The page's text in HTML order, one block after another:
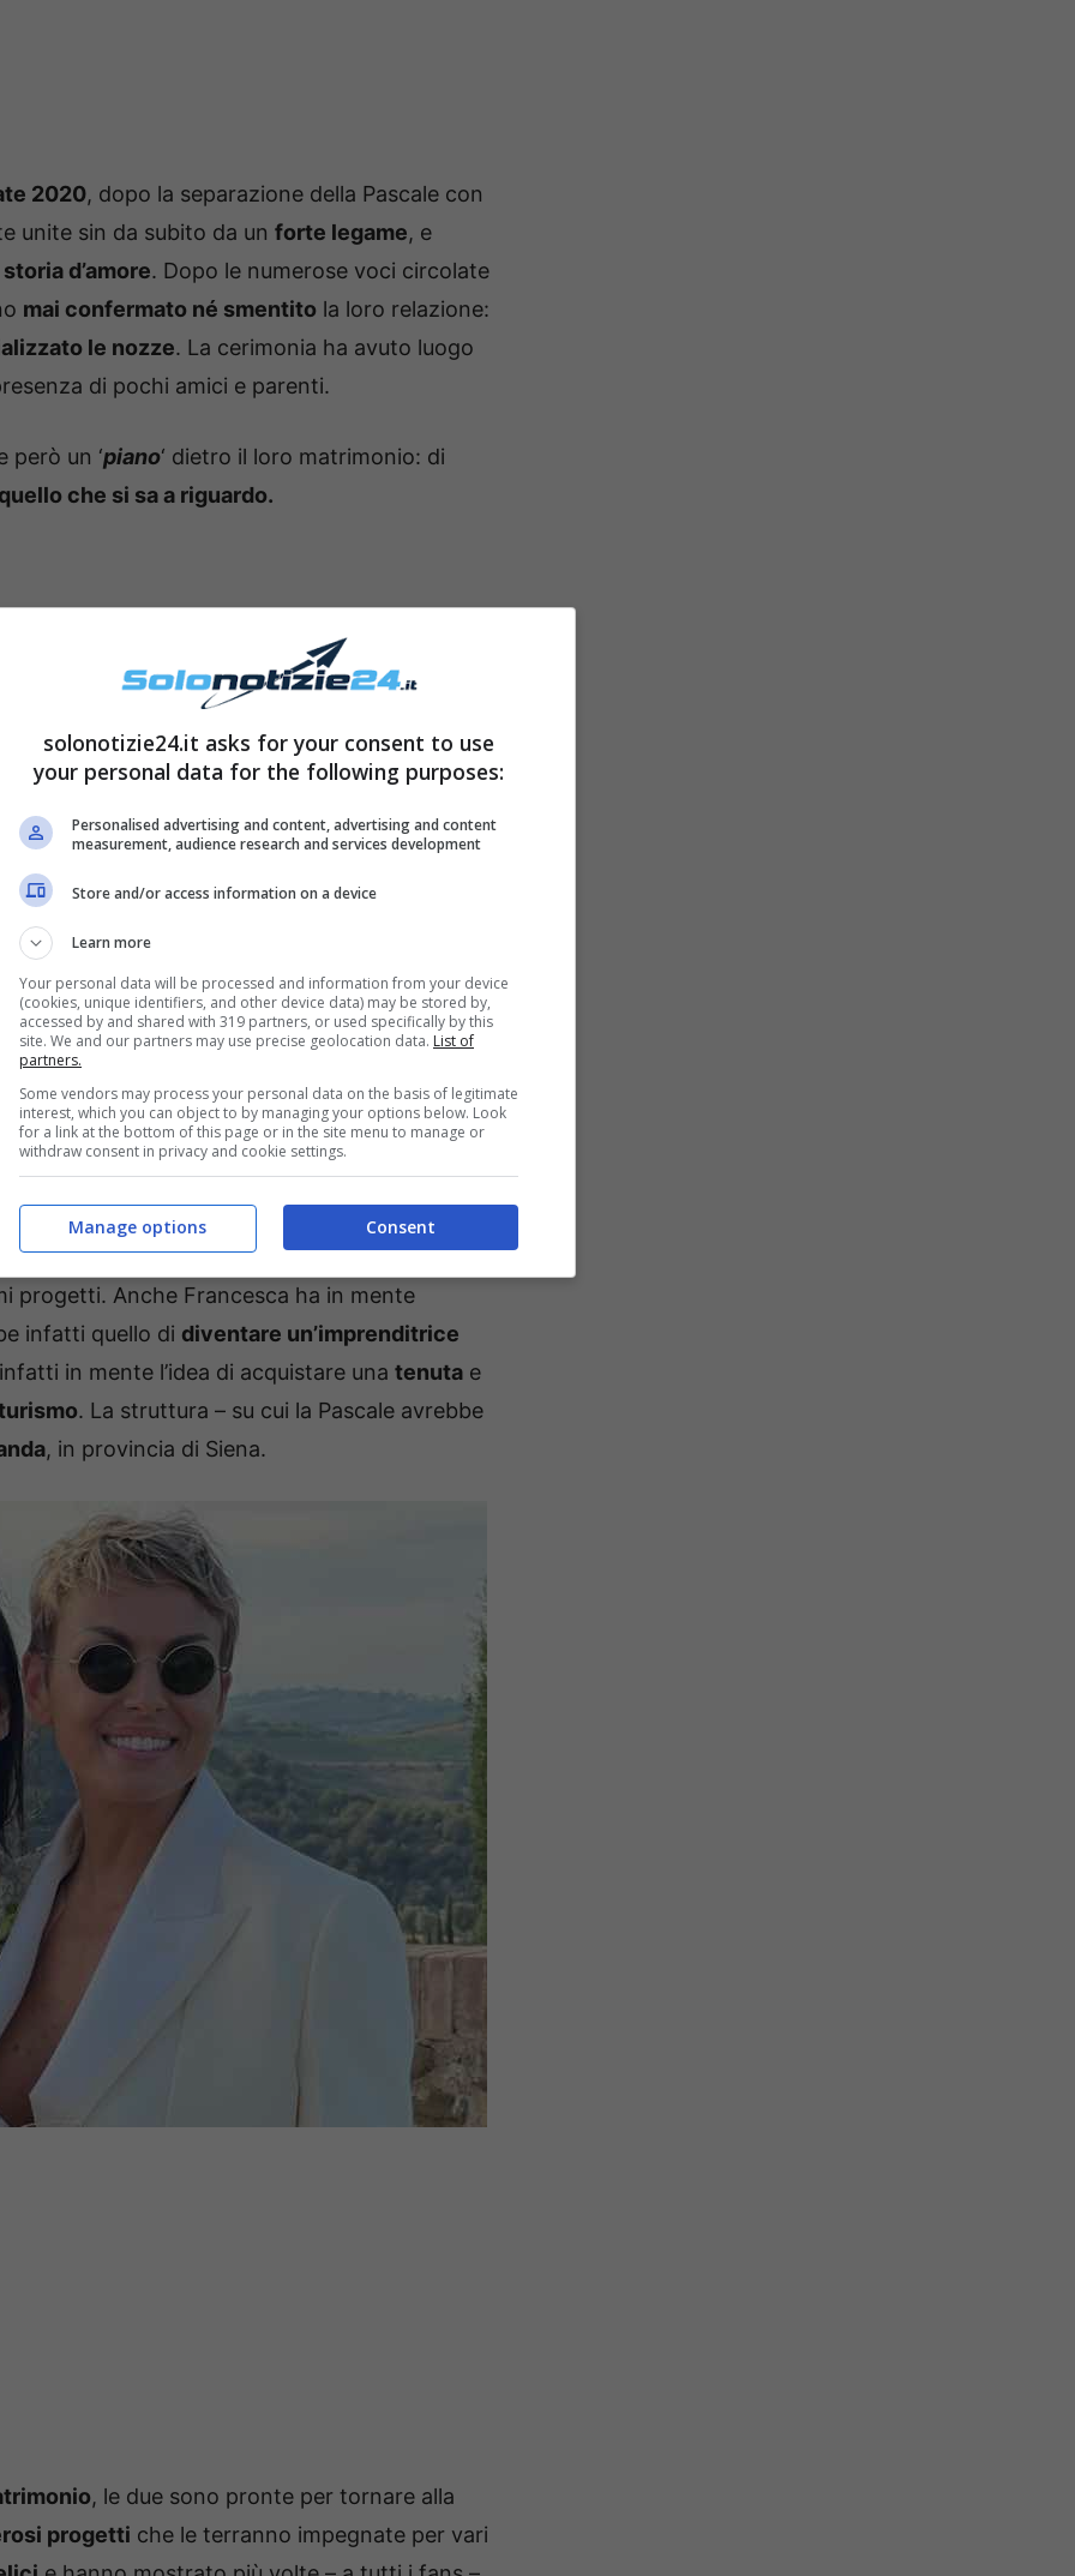
2020, dopo la separazione della Pascale con
unite sin da subito da un forte legame, e
d’amore. Dopo le numerose voci circolate
mai confermato né smentito la loro relazione:
le nozze. La cerimonia ha avuto luogo
di pochi amici e parenti.
però un ‘piano‘ dietro il loro matrimonio: di
che si sa a riguardo.
senz’altro
infatti statial settimo cielo nell’apprendere
fatidico sì, è così ricominciata per loro la
e le due neo-spose hanno in serbo
il settimanaleOggi, su cui è stato rivelato il
un nuovo disco negli studi di
Diego
per lei la musica continua, e i fans non
progetti. Anche Francesca ha in mente
infatti quello di diventare un’imprenditrice
in mente l’idea di acquistare una tenuta e
. La struttura – su cui la Pascale avrebbe
, in provincia di Siena.
, le due sono pronte per tornare alla
progetti che le terranno impegnate per vari
solonotizie24.it asks for your consent to use
your personal data for the following purposes:
Personalised advertising and content, advertising and content
measurement, audience research and services development
Store and/or access information on a device
Learn more
Your personal data will be processed and information from your device
(cookies, unique identifiers, and other device data) may be stored by,
accessed by and shared with 319 partners, or used specifically by this
site. We and our partners may use precise geolocation data. List of
partners.
Some vendors may process your personal data on the basis of legitimate
interest, which you can object to by managing your options below. Look
for a link at the bottom of this page or in the site menu to manage or
withdraw consent in privacy and cookie settings.
Consent
Manage options